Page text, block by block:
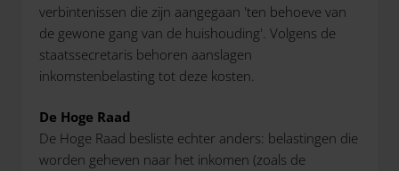
verbintenissen die zijn aangegaan 'ten behoeve van
de gewone gang van de huishouding'. Volgens de
staatssecretaris behoren aanslagen
inkomstenbelasting tot deze kosten.
De Hoge Raad
De Hoge Raad besliste echter anders: belastingen die
worden geheven naar het inkomen (zoals de